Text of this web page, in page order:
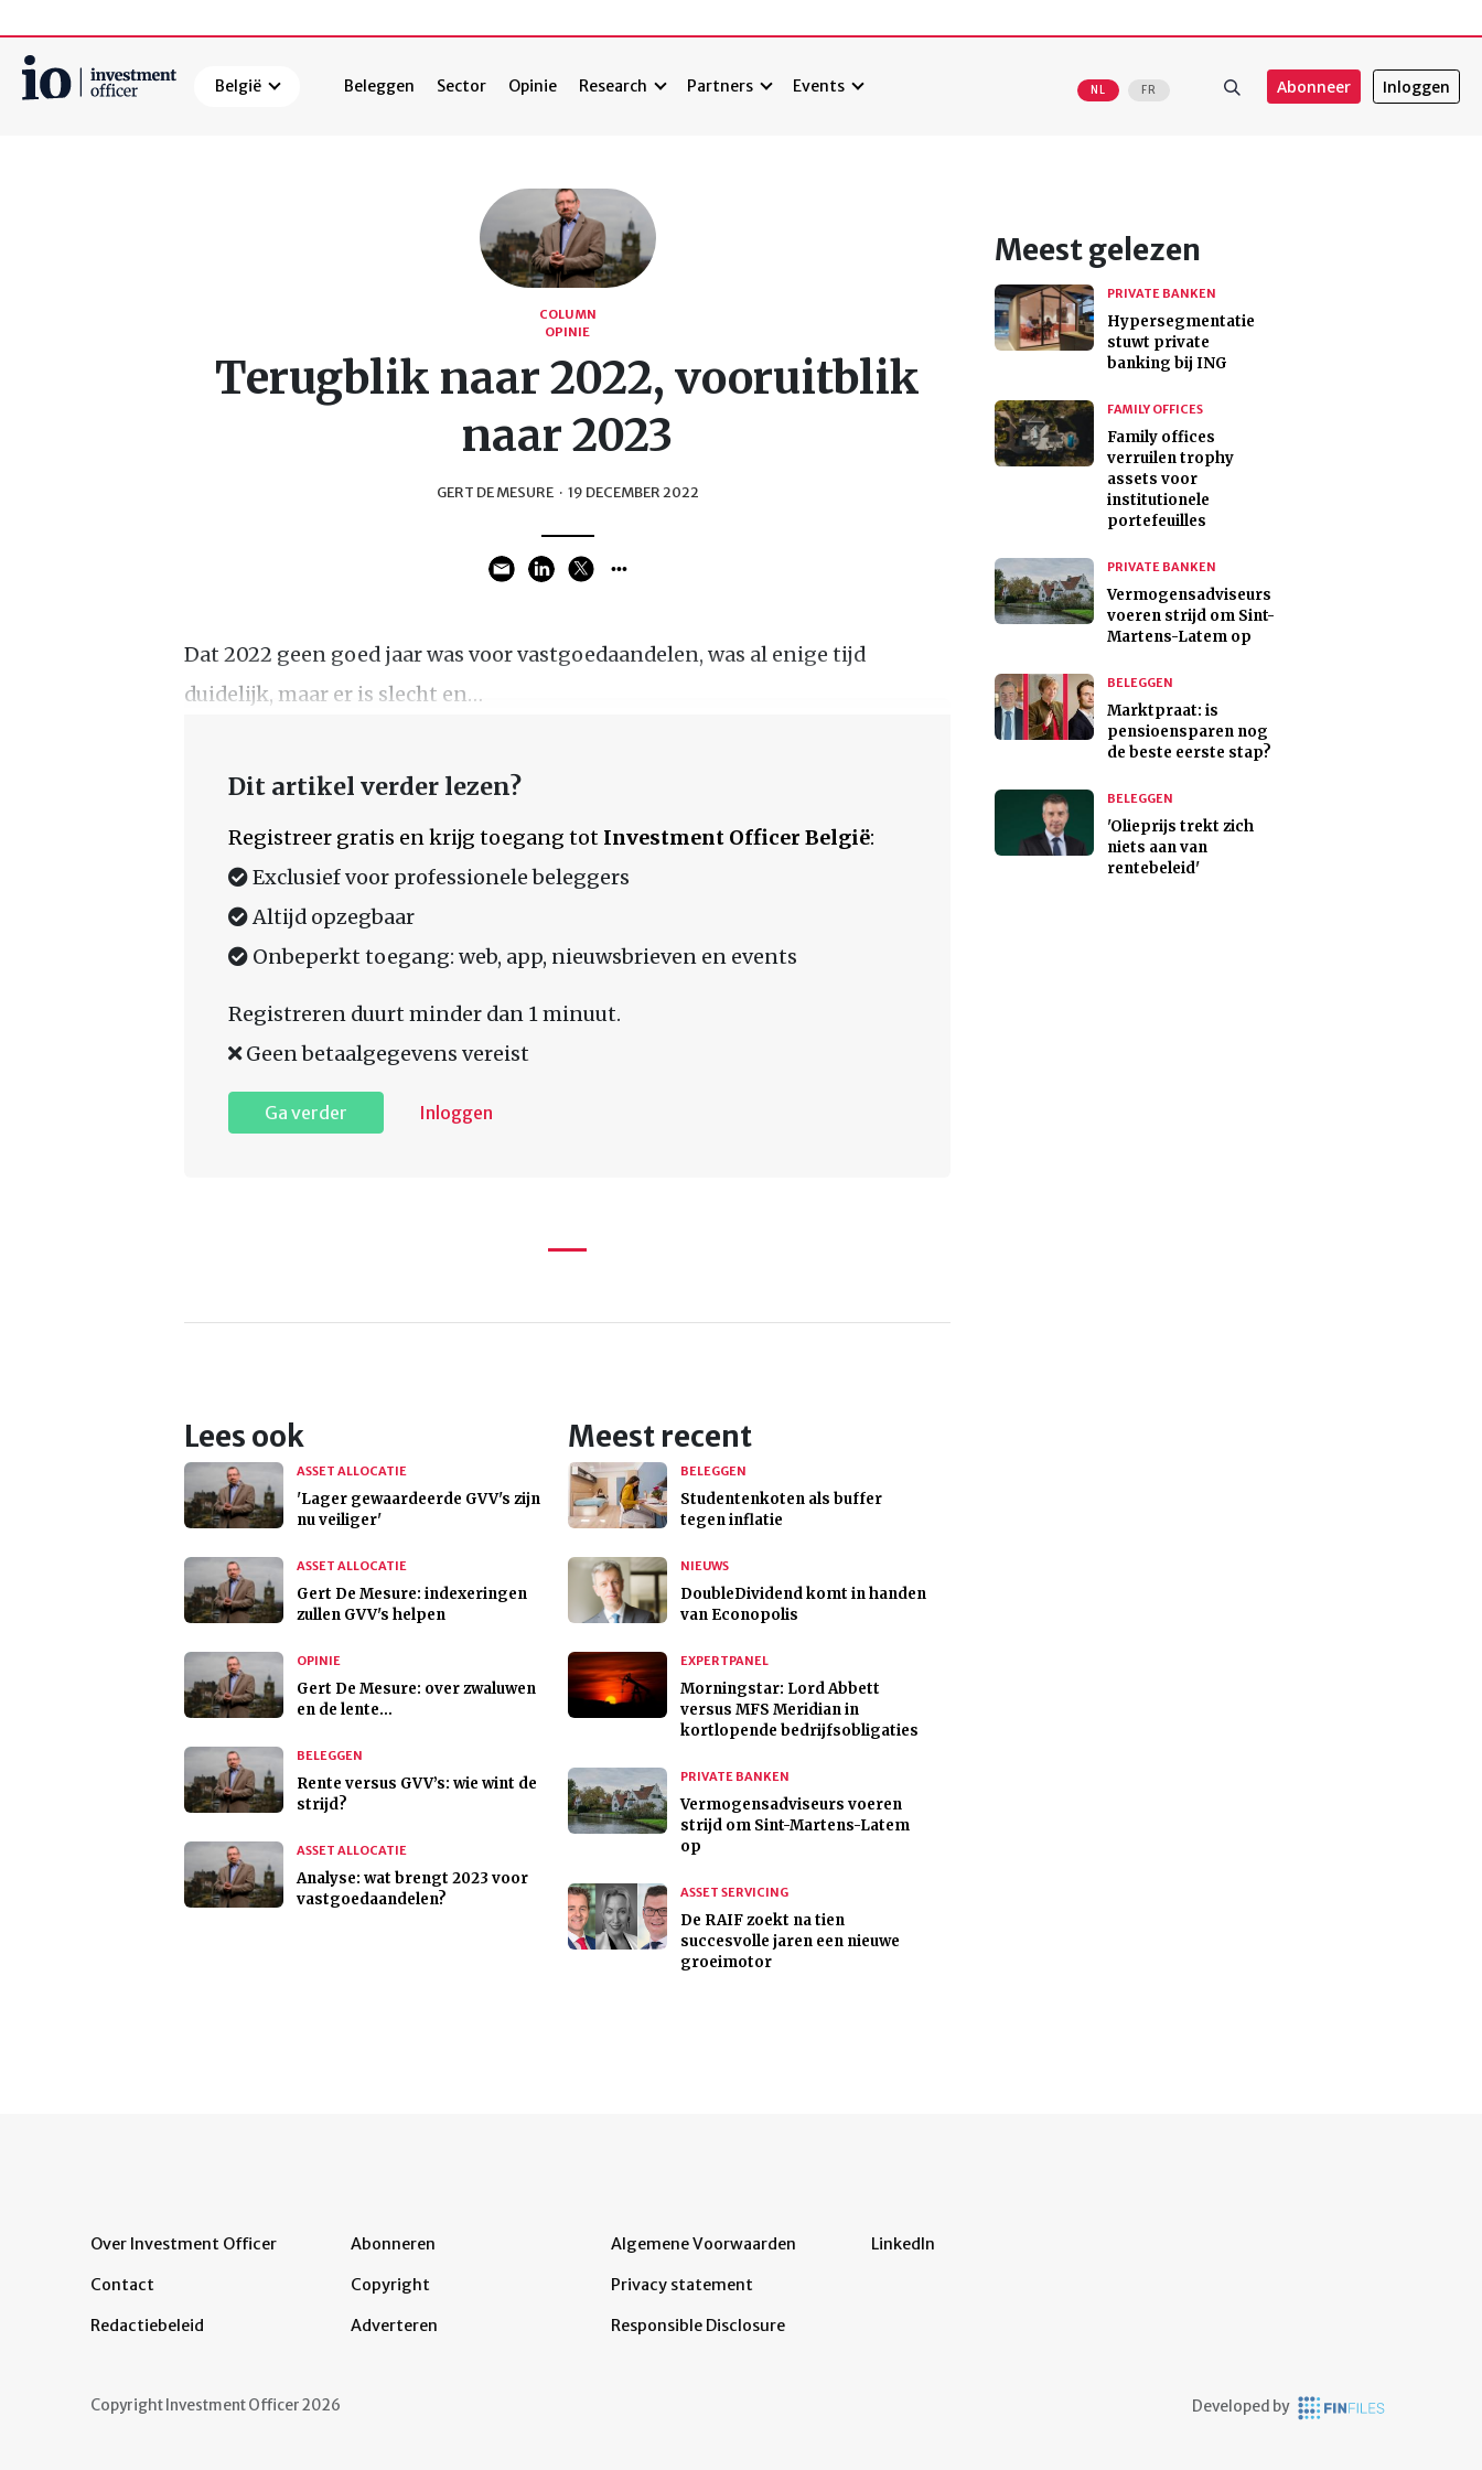
België Beleggen Sector Opinie Research Partners Events NL FR Abonneer Inloggen
COLUMN
OPINIE
Terugblik naar 2022, vooruitblik
naar 2023
GERT DE MESURE · 19 DECEMBER 2022
Dat 2022 geen goed jaar was voor vastgoedaandelen, was al enige tijd
duidelijk, maar er is slecht en…
Dit artikel verder lezen?
Registreer gratis en krijg toegang tot Investment Officer België:
Exclusief voor professionele beleggers
Altijd opzegbaar
Onbeperkt toegang: web, app, nieuwsbrieven en events
Registreren duurt minder dan 1 minuut.
Geen betaalgegevens vereist
Ga verder Inloggen
Lees ook
ASSET ALLOCATIE
'Lager gewaardeerde GVV's zijn
nu veiliger'
ASSET ALLOCATIE
Gert De Mesure: indexeringen
zullen GVV's helpen
OPINIE
Gert De Mesure: over zwaluwen
en de lente…
BELEGGEN
Rente versus GVV’s: wie wint de
strijd?
ASSET ALLOCATIE
Analyse: wat brengt 2023 voor
vastgoedaandelen?
Meest recent
BELEGGEN
Studentenkoten als buffer
tegen inflatie
NIEUWS
DoubleDividend komt in handen
van Econopolis
EXPERTPANEL
Morningstar: Lord Abbett
versus MFS Meridian in
kortlopende bedrijfsobligaties
PRIVATE BANKEN
Vermogensadviseurs voeren
strijd om Sint-Martens-Latem
op
ASSET SERVICING
De RAIF zoekt na tien
succesvolle jaren een nieuwe
groeimotor
Meest gelezen
PRIVATE BANKEN
Hypersegmentatie
stuwt private
banking bij ING
FAMILY OFFICES
Family offices
verruilen trophy
assets voor
institutionele
portefeuilles
PRIVATE BANKEN
Vermogensadviseurs
voeren strijd om Sint-
Martens-Latem op
BELEGGEN
Marktpraat: is
pensioensparen nog
de beste eerste stap?
BELEGGEN
'Olieprijs trekt zich
niets aan van
rentebeleid'
Over Investment Officer
Contact
Redactiebeleid
Abonneren
Copyright
Adverteren
Algemene Voorwaarden
Privacy statement
Responsible Disclosure
LinkedIn
Copyright Investment Officer 2026 Developed by